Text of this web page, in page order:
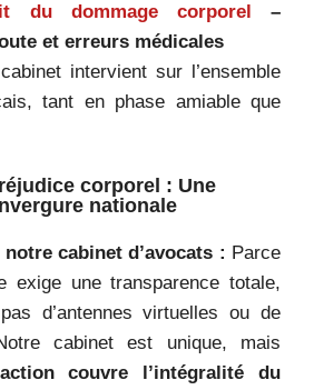
du dommage corporel
–
et erreurs médicales
intervient sur l’ensemble
tant en phase amiable que
corporel : Une
nationale
notre cabinet d’avocats : Parce
exige une transparence totale,
d’antennes virtuelles ou de
cabinet est unique, mais
couvre l’intégralité du